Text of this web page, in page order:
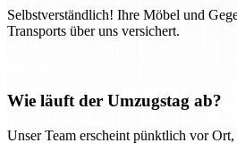
Selbstverständlich! Ihre Möbel und
Transports über uns versichert.
Wie läuft der Umzugstag ab?
Unser Team erscheint pünktlich vor